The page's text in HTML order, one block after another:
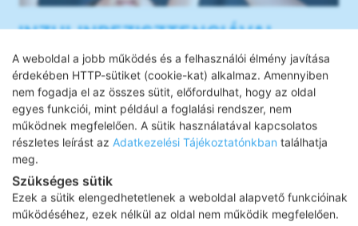
A weboldal a jobb működés és a felhasználói élmény javítása
érdekében HTTP-sütiket (cookie-kat) alkalmaz. Amennyiben
nem fogadja el az összes sütit, előfordulhat, hogy az oldal
egyes funkciói, mint például a foglalási rendszer, nem
működnek megfelelően. A sütik használatával kapcsolatos
részletes leírást az Adatkezelési Tájékoztatónkban találhatja
meg.
Szükséges sütik
Ezek a sütik elengedhetetlenek a weboldal alapvető funkcióinak
működéséhez, ezek nélkül az oldal nem működik megfelelően.
INZULINREZISZTENCIÁVAL
TELJES ÉLET
Csatlakozz Te is!
Fedezd fel, hogyan élhetsz teljes, aktív életet
inzulinrezisztenciával! Tapasztalatok,
gyakorlati tippek és hiteles szakmai
információk segítik, hogy biztos háttérrel és
tudatosan alakíthasd az életed.